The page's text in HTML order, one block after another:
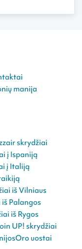
manija
skrydžiai
į Ispaniją
į Italiją
iš Vilniaus
Palangos
iš Rygos
UP! skrydžiai
Oro uostai